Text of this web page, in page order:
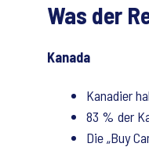
Was der
Kanada
Kanadier
83 % der
Die „Buy